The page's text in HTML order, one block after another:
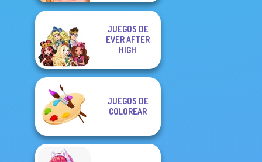
JUEGOS DE
EVER AFTER
HIGH
JUEGOS DE
COLOREAR